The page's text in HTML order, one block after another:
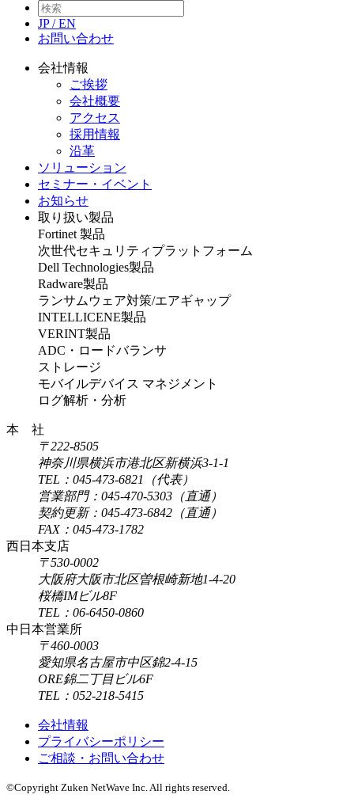
JP/EN
お問い合わせ
会社情報
ご挨拶
会社概要
アクセス
採用情報
沿革
ソリューション
セミナー・イベント
お知らせ
取り扱い製品
Fortinet 製品
次世代セキュリティプラットフォーム
Dell Technologies製品
Radware製品
ランサムウェア対策/エアギャップ
INTELLICENE製品
VERINT製品
ADC・ロードバランサ
ストレージ
モバイルデバイス マネジメント
ログ解析・分析
本 社
〒222-8505
神奈川県横浜市港北区新横浜3-1-1
TEL：045-473-6821（代表）
営業部門：045-470-5303（直通）
契約更新：045-473-6842（直通）
FAX：045-473-1782
西日本支店
〒530-0002
大阪府大阪市北区曽根崎新地1-4-20
桜橋IMビル8F
TEL：06-6450-0860
中日本営業所
〒460-0003
愛知県名古屋市中区錦2-4-15
ORE錦二丁目ビル6F
TEL：052-218-5415
会社情報
プライバシーポリシー
ご相談・お問い合わせ
©Copyright Zuken NetWave Inc. All rights reserved.